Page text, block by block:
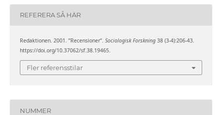
REFERERA SÅ HÄR
Redaktionen. 2001. ”Recensioner”. Sociologisk Forskning38 (3-4):206-43.
https://doi.org/10.37062/sf.38.19465.
Fler referensstilar
NUMMER